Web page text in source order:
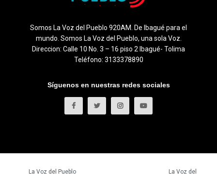
Somos La Voz del Pueblo 920AM. De Ibagué para el
mundo. Somos La Voz del Pueblo, una sola Voz.
Direccion: Calle 10 No. 3 – 16 piso 2 Ibagué- Tolima
Teléfono: 3133378890
Síguenos en nuestras redes sociales
La Voz del Pueblo La Voz del